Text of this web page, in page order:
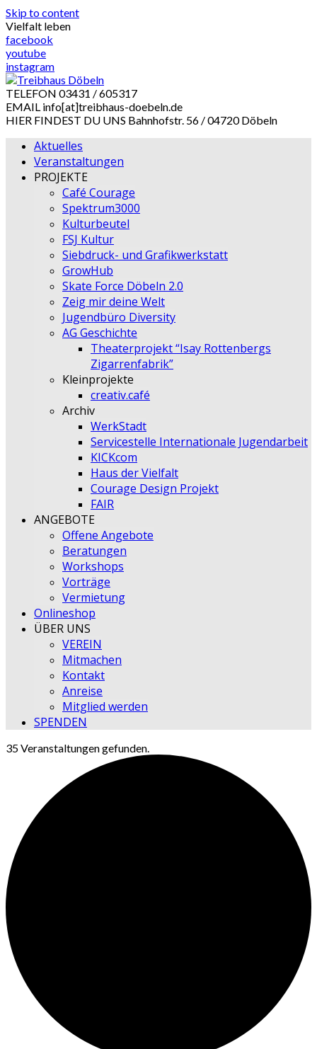
Skip to content
Vielfalt leben
facebook
youtube
instagram
TELEFON 03431 / 605317
EMAIL info[at]treibhaus-doebeln.de
HIER FINDEST DU UNS Bahnhofstr. 56 / 04720 Döbeln
Aktuelles
Veranstaltungen
PROJEKTE
Café Courage
Spektrum3000
Kulturbeutel
FSJ Kultur
Siebdruck- und Grafikwerkstatt
GrowHub
Skate Force Döbeln 2.0
Zeig mir deine Welt
Jugendbüro Diversity
AG Geschichte
Theaterprojekt “Isay Rottenbergs
Zigarrenfabrik”
Kleinprojekte
creativ.café
Archiv
WerkStadt
Servicestelle Internationale Jugendarbeit
KICKcom
Haus der Vielfalt
Courage Design Projekt
FAIR
ANGEBOTE
Offene Angebote
Beratungen
Workshops
Vorträge
Vermietung
Onlineshop
ÜBER UNS
VEREIN
Mitmachen
Kontakt
Anreise
Mitglied werden
SPENDEN
35 Veranstaltungen gefunden.